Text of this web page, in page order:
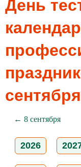
День
сентября
← 8 сентября
2026